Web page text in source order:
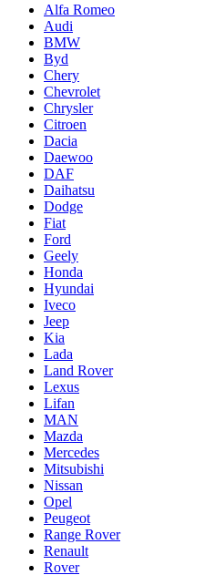
Alfa Romeo
Audi
BMW
Byd
Chery
Chevrolet
Chrysler
Citroen
Dacia
Daewoo
DAF
Daihatsu
Dodge
Fiat
Ford
Geely
Honda
Hyundai
Iveco
Jeep
Kia
Lada
Land Rover
Lexus
Lifan
MAN
Mazda
Mercedes
Mitsubishi
Nissan
Opel
Peugeot
Range Rover
Renault
Rover